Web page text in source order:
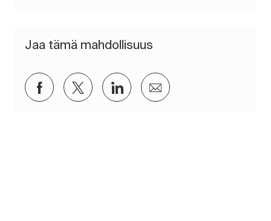
Jaa tämä mahdollisuus
Jaa Facebookin kautta
Jaa Twitterissä
Jaa LinkedInin kautta
Jaa sähköpostitse